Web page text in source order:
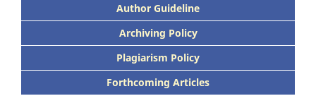
Author Guideline
Archiving Policy
Plagiarism Policy
Forthcoming Articles